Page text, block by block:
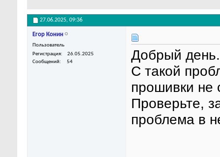
27.06.2025, 09:36
Егор Конин
Пользователь
Регистрация
26.05.2025
Сообщений
54
Добрый день.
С такой
прошивки не
Проверьте,
проблема в